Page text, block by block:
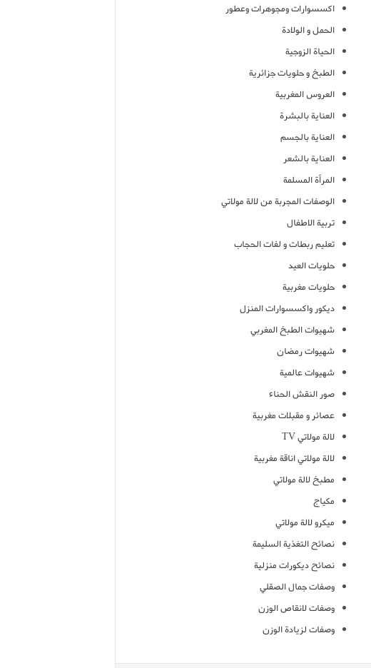
اكسسوارات ومجوهرات وعطور
الحمل و الولادة
الحياة الزوجية
الطبخ و حلويات جزائرية
العروس المغربية
العناية بالبشرة
العناية بالجسم
العناية بالشعر
المرأة المسلمة
الوصفات المجربة من لالة مولاتي
تربية الاطفال
تعليم ربطات و لفات الحجاب
حلويات العيد
حلويات مغربية
ديكور واكسسوارات المنزل
شهيوات الطبخ المغربي
شهيوات رمضان
شهيوات عالمية
صور النقش الحناء
عصائر و مقبلات مغربية
لالة مولاتي TV
لالة مولاتي اناقة مغربية
مطبخ لالة مولاتي
مكياج
ميكرو لالة مولاتي
نصائح التغذية السليمة
نصائح ديكورات منزلية
وصفات جمال الصقلي
وصفات لانقاص الوزن
وصفات لزيادة الوزن